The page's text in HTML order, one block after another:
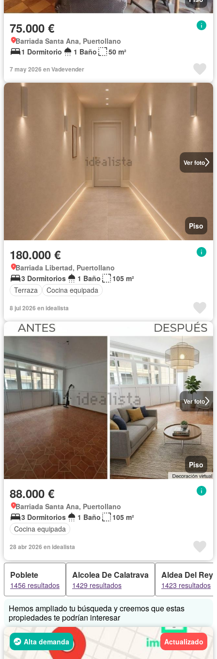
75.000 €
Barriada Santa Ana, Puertollano
1 Dormitorio
1 Baño 50 m²
7 may 2026 en Vadevender
Ver foto
Piso
180.000 €
Barriada Libertad, Puertollano
3 Dormitorios
1 Baño
105 m²
Terraza
Cocina equipada
8 jul 2026 en idealista
Ver foto
Piso
88.000 €
Barriada Santa Ana, Puertollano
3 Dormitorios
1 Baño
105 m²
Cocina equipada
28 abr 2026 en idealista
Poblete
1456 resultados
Alcolea De Calatrava
1429 resultados
Aldea Del Rey
1423 resultados
Hemos ampliado tu búsqueda y creemos que estas
propiedades te podrían interesar
Alta demanda Actualizado